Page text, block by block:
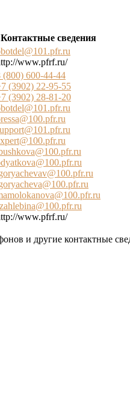
Контактные сведения
www.pfrf.ru/
(800) 600-44-44
(3902) 22-95-55
(3902) 28-81-20
www.pfrf.ru/
и другие контактные